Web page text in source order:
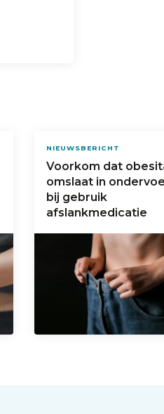
NIEUWSBERICHT
Voorkom dat
omslaat in
bij gebruik
afslankmedicatie